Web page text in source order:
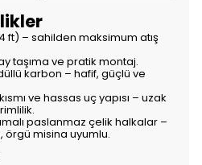
ft) – sahilden maksimum atış
taşıma ve pratik montaj.
karbon – hafif, güçlü ve
ve hassas uç yapısı – uzak
paslanmaz çelik halkalar –
örgü misina uyumlu.